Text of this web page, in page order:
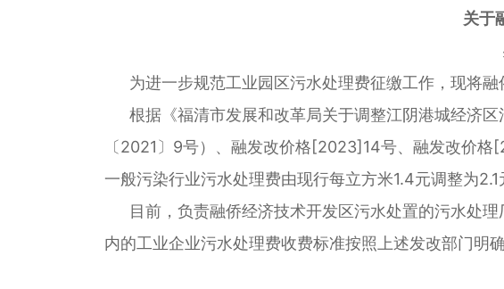
关于
为进一步规范工业园区污水处理费征缴工作，现将
根据《福清市发展和改革局关于调整江阴港城经济
〔2021〕9号）、融发改价格[2023]14号、融发改价
一般污染行业污水处理费由现行每立方米1.4元调整为
目前，负责融侨经济技术开发区污水处置的污水处
内的工业企业污水处理费收费标准按照上述发改部门明确